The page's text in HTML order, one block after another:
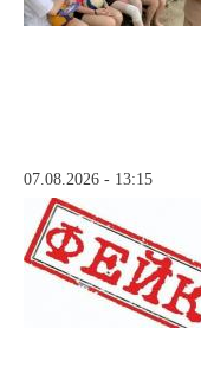
07.08.2026 - 13:15